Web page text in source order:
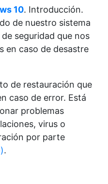
10. Introducción.
de nuestro sistema
seguridad que nos
en caso de desastre
de restauración que
caso de error. Está
problemas
virus o
por parte
.